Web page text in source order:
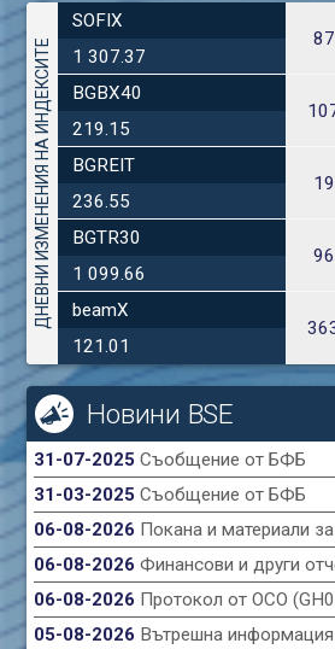
ДНЕВНИ ИЗМЕНЕНИЯ НА ИНДЕКСИТЕ
SOFIX
1 307.37
BGBX40
219.15
BGREIT
236.55
BGTR30
1 099.66
beamX
121.01
Новини BSE
31-07-2025Съобщение от БФБ
31-03-2025Съобщение от БФБ
06-08-2026 Покана и материали
06-08-2026Финансови и други
06-08-2026 Протокол от ОСО
05-08-2026 Вътрешна информация